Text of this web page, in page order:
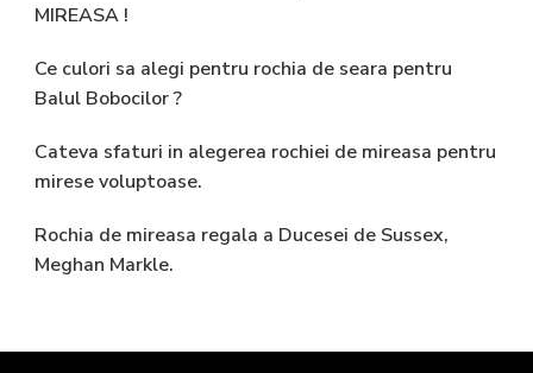
MIREASA !
Ce culori sa alegi pentru rochia de seara pentru
Balul Bobocilor ?
Cateva sfaturi in alegerea rochiei de mireasa pentru
mirese voluptoase.
Rochia de mireasa regala a Ducesei de Sussex,
Meghan Markle.